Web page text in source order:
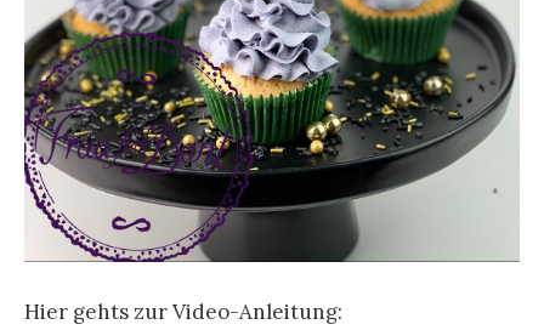
Hier gehts zur Video-Anleitung: